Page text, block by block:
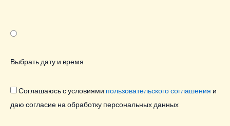
Выбрать дату и время
Соглашаюсь с условиями пользовательского соглашения и
даю согласие на обработку персональных данных